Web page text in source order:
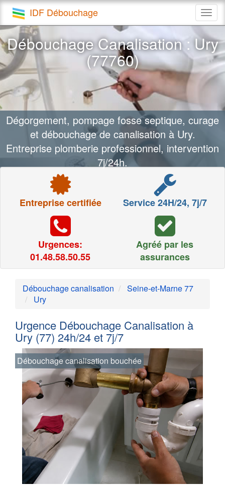
IDF Débouchage
Débouchage Canalisation : Ury
(77760)
Dégorgement, pompage fosse septique, curage
et débouchage de canalisation à Ury.
Entreprise plomberie professionnel, intervention
7j/24h.
Entreprise certifiée Service 24H/24, 7j/7
Urgences:
01.48.58.50.55
Agréé par les
assurances
Débouchage canalisation
Seine-et-Marne 77
Ury
Urgence Débouchage Canalisation à
Ury (77) 24h/24 et 7j/7
Débouchage canalisation bouchée